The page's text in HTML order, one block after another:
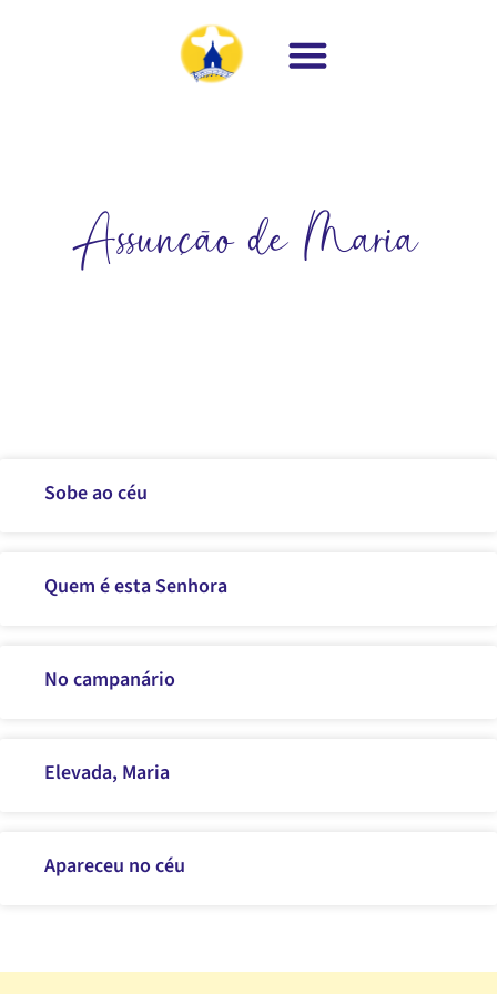
Assunção de Maria
Sobe ao céu
Quem é esta Senhora
No campanário
Elevada, Maria
Apareceu no céu